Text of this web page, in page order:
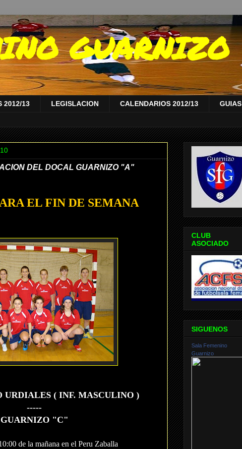
GUARNIZO
2012/13 LEGISLACION CALENDARIOS 2012/13 GUIAS
DEL DOCAL GUARNIZO "A"
EL FIN DE SEMANA
URDIALES ( INF. MASCULINO )
-----
GUARNIZO "C"
de la mañana en el Peru Zaballa
CLUB
ASOCIADO
SIGUENOS
Sala Femenino
Guarnizo